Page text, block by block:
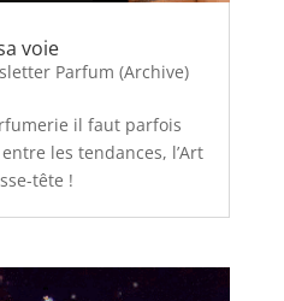
voie
Parfum (Archive)
il faut parfois
les tendances, l’Art
tête !